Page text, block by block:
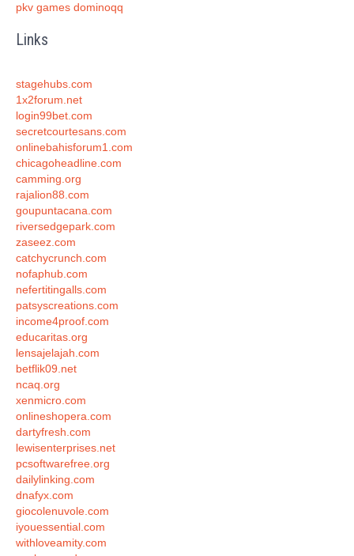
pkv games dominoqq
Links
stagehubs.com
1x2forum.net
login99bet.com
secretcourtesans.com
onlinebahisforum1.com
chicagoheadline.com
camming.org
rajalion88.com
goupuntacana.com
riversedgepark.com
zaseez.com
catchycrunch.com
nofaphub.com
nefertitingalls.com
patsyscreations.com
income4proof.com
educaritas.org
lensajelajah.com
betflik09.net
ncaq.org
xenmicro.com
onlineshopera.com
dartyfresh.com
lewisenterprises.net
pcsoftwarefree.org
dailylinking.com
dnafyx.com
giocolenuvole.com
iyouessential.com
withloveamity.com